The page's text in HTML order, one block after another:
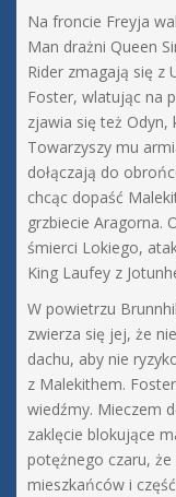
Na froncie Freyja
Man drażni Queen
Rider zmagają się z
Foster, wlatując na
zjawia się też Odyn,
Towarzyszy mu
dołączają do
chcąc dopaść
grzbiecie Aragorna.
śmierci Lokiego,
King Laufey z
W powietrzu
zwierza się jej, że
dachu, aby nie
z Malekithem.
wiedźmy. Mieczem
zaklęcie blokujące
potężnego czaru,
mieszkańców i